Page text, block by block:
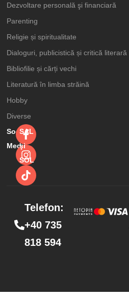
Dezvoltare personală şi financiară
Parenting
Religie și spiritualitate
Dialoguri, publicistică și critică literară
Bibliofilie și cărți vechi
Literatură în limba străină
Hobby
Diverse
Social
Media
SAL
şi
SOL
Telefon:
+40 735
818 594